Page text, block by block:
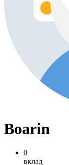
Boarin
0
вклад